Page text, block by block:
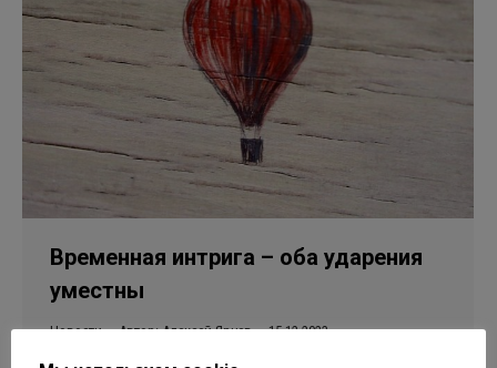
Временная интрига – оба ударения
уместны
Новости Автор:Алексей Ярцев
15.12.2023